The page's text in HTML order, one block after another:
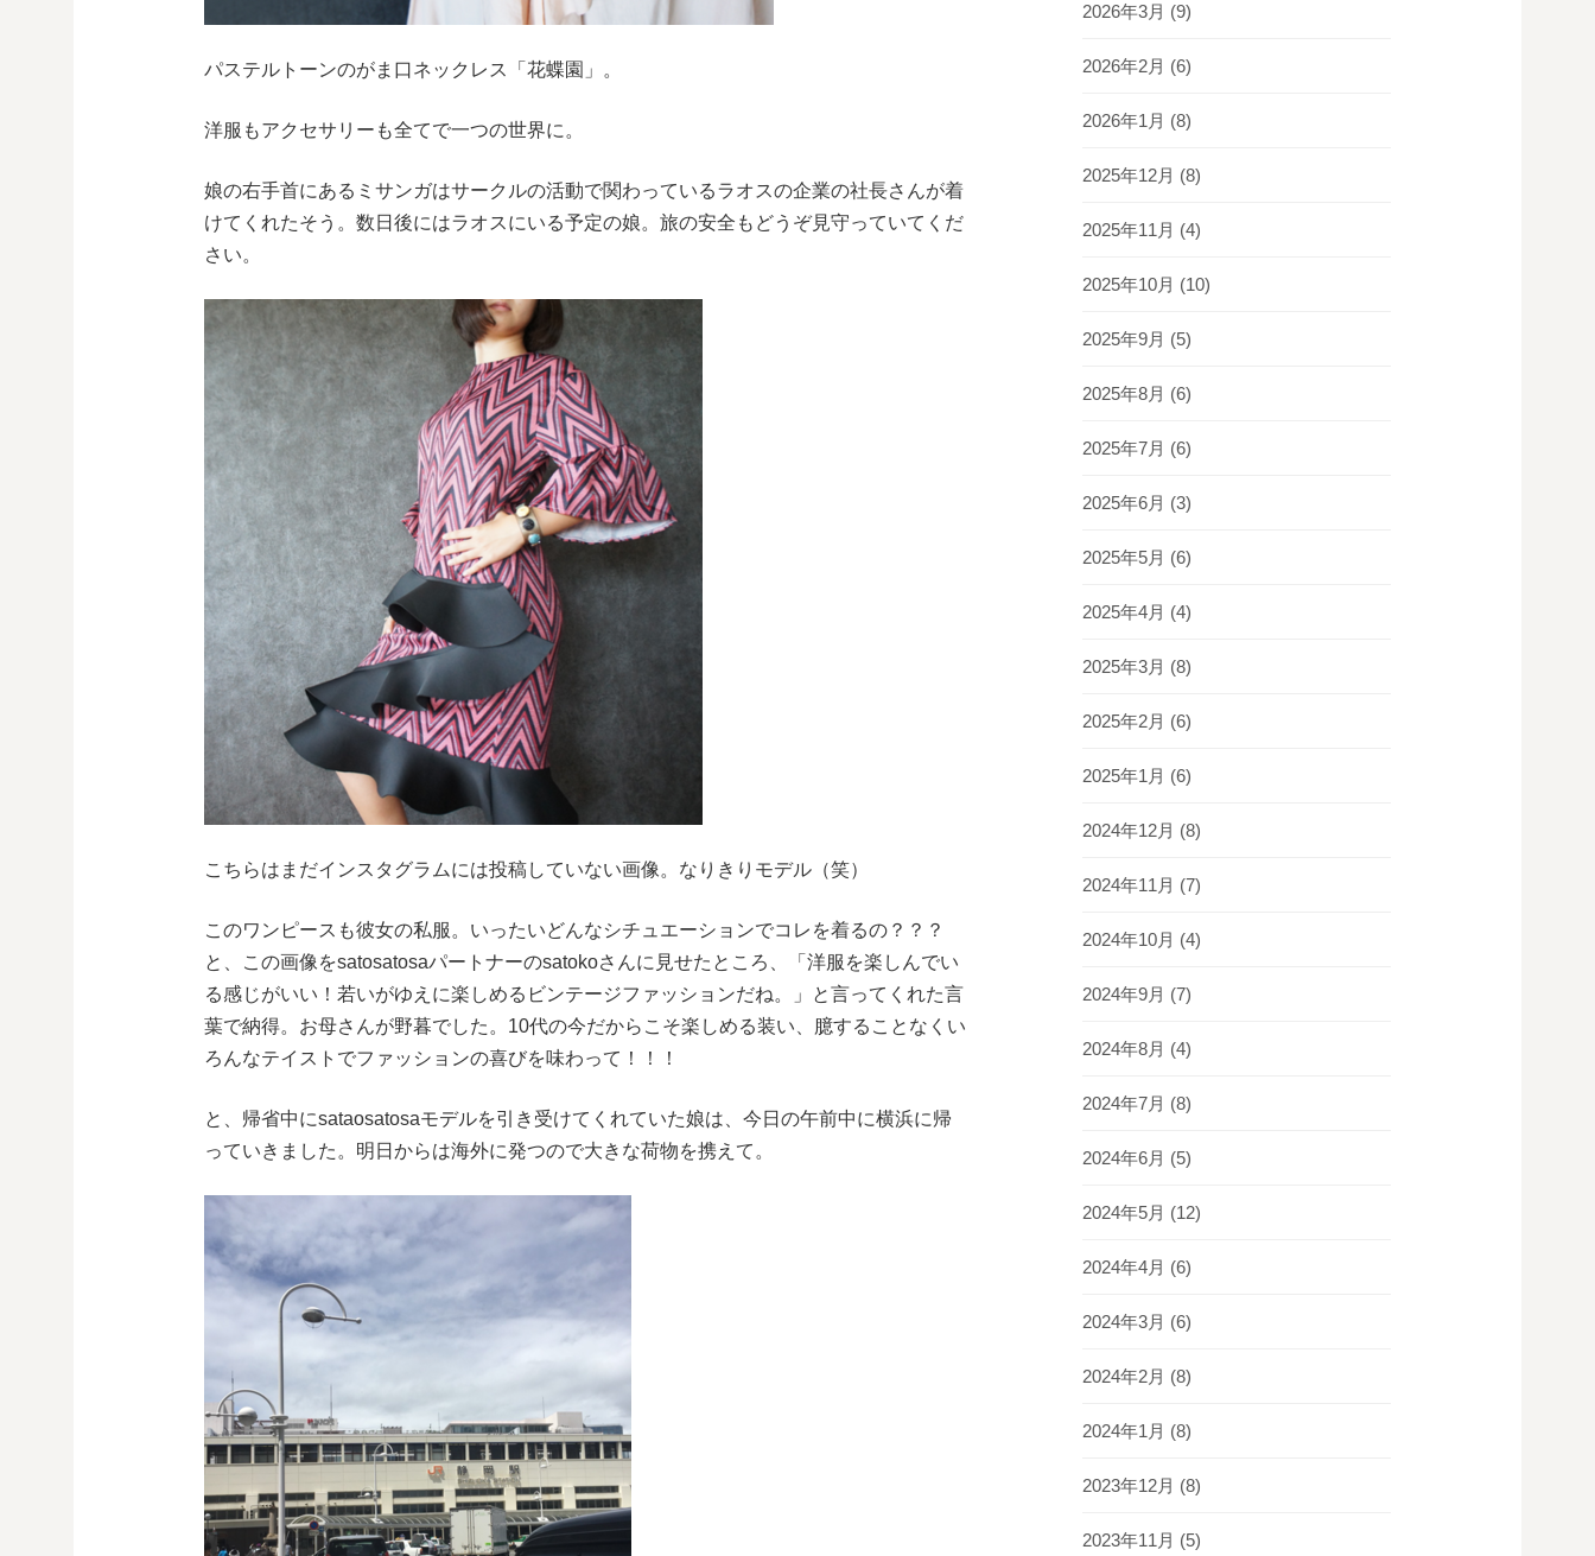
パステルトーンのがま口ネックレス「花蝶園」。
洋服もアクセサリーも全てで一つの世界に。
娘の右手首にあるミサンガはサークルの活動で関わっているラオスの企業の社長さんが着
けてくれたそう。数日後にはラオスにいる予定の娘。旅の安全もどうぞ見守っていてくだ
さい。
こちらはまだインスタグラムには投稿していない画像。なりきりモデル（笑）
このワンピースも彼女の私服。いったいどんなシチュエーションでコレを着るの？？？
と、この画像をsatosatosaパートナーのsatokoさんに見せたところ、「洋服を楽しんでい
る感じがいい！若いがゆえに楽しめるビンテージファッションだね。」と言ってくれた言
葉で納得。お母さんが野暮でした。10代の今だからこそ楽しめる装い、臆することなくい
ろんなテイストでファッションの喜びを味わって！！！
と、帰省中にsataosatosaモデルを引き受けてくれていた娘は、今日の午前中に横浜に帰
っていきました。明日からは海外に発つので大きな荷物を携えて。
2026年3月 (9)
2026年2月 (6)
2026年1月 (8)
2025年12月 (8)
2025年11月 (4)
2025年10月 (10)
2025年9月 (5)
2025年8月 (6)
2025年7月 (6)
2025年6月 (3)
2025年5月 (6)
2025年4月 (4)
2025年3月 (8)
2025年2月 (6)
2025年1月 (6)
2024年12月 (8)
2024年11月 (7)
2024年10月 (4)
2024年9月 (7)
2024年8月 (4)
2024年7月 (8)
2024年6月 (5)
2024年5月 (12)
2024年4月 (6)
2024年3月 (6)
2024年2月 (8)
2024年1月 (8)
2023年12月 (8)
2023年11月 (5)